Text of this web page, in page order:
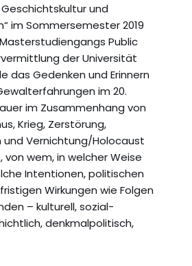
und
im Sommersemester 2019
Public
der Universität
das Gedenken und Erinnern
im 20.
im Zusammenhang von
Krieg, Zerstörung,
und Vernichtung/Holocaust
wem, in welcher Weise
Intentionen, politischen
Wirkungen wie Folgen
– kulturell, sozial-
denkmalpolitisch,